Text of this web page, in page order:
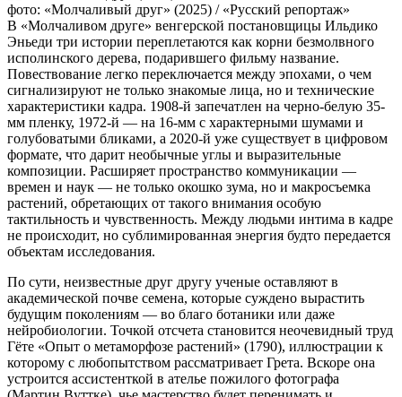
фото: «Молчаливый друг» (2025) / «Русский репортаж»
В «Молчаливом друге» венгерской постановщицы Ильдико
Эньеди три истории переплетаются как корни безмолвного
исполинского дерева, подарившего фильму название.
Повествование легко переключается между эпохами, о чем
сигнализируют не только знакомые лица, но и технические
характеристики кадра. 1908-й запечатлен на черно-белую 35-
мм пленку, 1972-й — на 16-мм с характерными шумами и
голубоватыми бликами, а 2020-й уже существует в цифровом
формате, что дарит необычные углы и выразительные
композиции. Расширяет пространство коммуникации —
времен и наук — не только окошко зума, но и макросъемка
растений, обретающих от такого внимания особую
тактильность и чувственность. Между людьми интима в кадре
не происходит, но сублимированная энергия будто передается
объектам исследования.
По сути, неизвестные друг другу ученые оставляют в
академической почве семена, которые суждено вырастить
будущим поколениям — во благо ботаники или даже
нейробиологии. Точкой отсчета становится неочевидный труд
Гёте «Опыт о метаморфозе растений» (1790), иллюстрации к
которому с любопытством рассматривает Грета. Вскоре она
устроится ассистенткой в ателье пожилого фотографа